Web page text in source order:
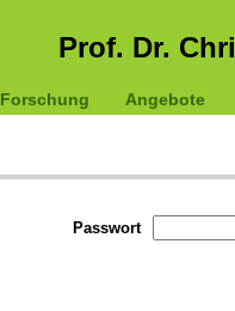
Prof. Dr.
Forschung Angebote
Passwort